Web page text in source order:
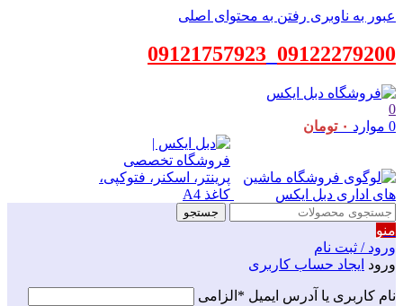
عبور به ناوبری رفتن به محتوای اصلی
09122279200
09121757923
0
0 موارد ۰ تومان
جستجو
منو
ورود / ثبت نام
ورود ایجاد حساب کاربری
نام کاربری یا آدرس ایمیل * الزامی